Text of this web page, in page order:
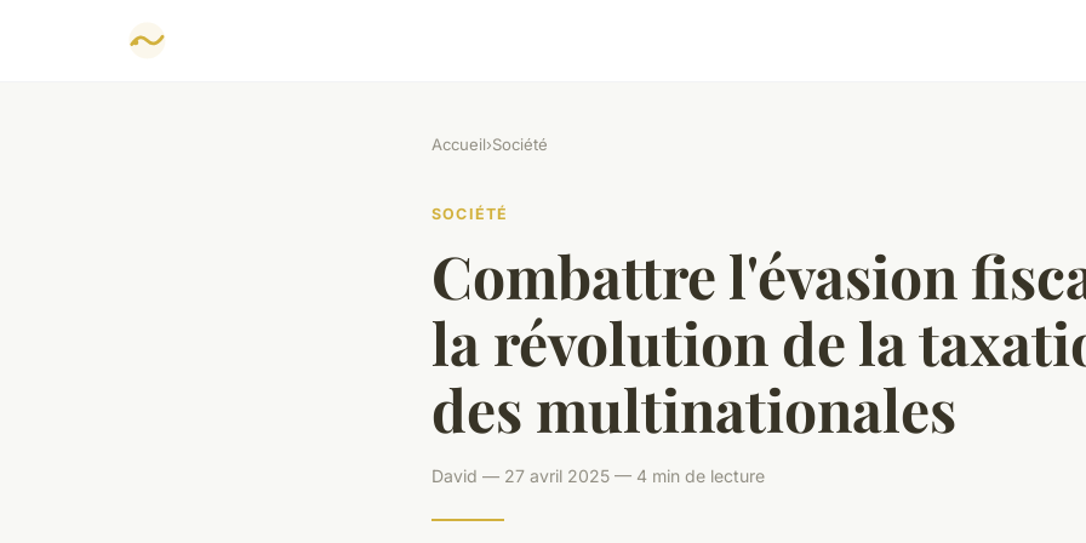
Accueil›Société
SOCIÉTÉ
Combattre l'évasion
la révolution de la
des multinationales
David — 27 avril 2025 — 4 min de lecture